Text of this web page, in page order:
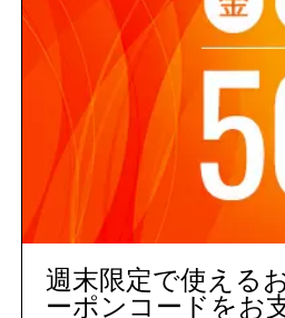
3,000円以上(
５営業日出荷(メ
商品コード：
250247000000
週末限定で使える
ーポンコードをお